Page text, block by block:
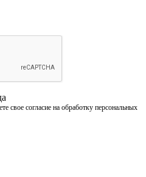
свое согласие на обработку персональных